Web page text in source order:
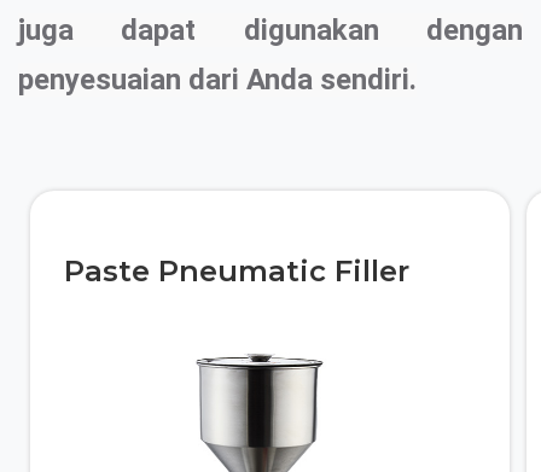
juga dapat digunakan dengan
penyesuaian dari Anda sendiri.
Paste Pneumatic Filler